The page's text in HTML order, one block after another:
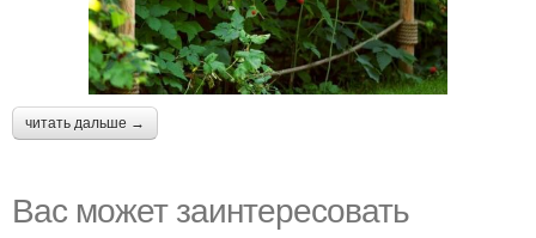
читать дальше →
Вас может заинтересовать